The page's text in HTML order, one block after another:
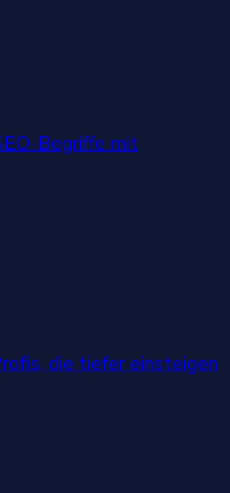
Begriffe mit
die tiefer einsteigen